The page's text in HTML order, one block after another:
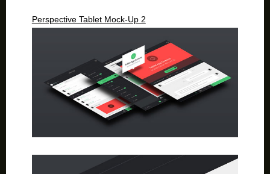
Perspective Tablet Mock-Up 2